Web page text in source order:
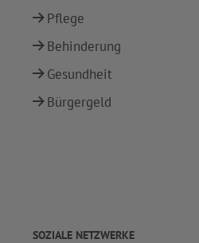
Pflege
Behinderung
Gesundheit
Bürgergeld
SOZIALE NETZWERKE